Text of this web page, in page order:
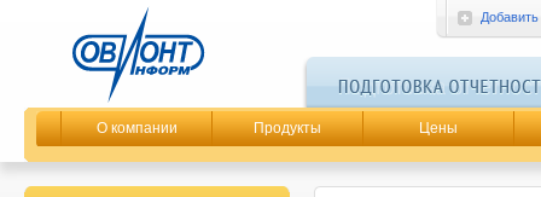
О компании Продукты Цены